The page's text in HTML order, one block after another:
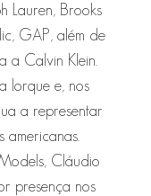
Lauren, Brooks
GAP, além de
a Calvin Klein.
Iorque e, nos
a representar
americanas.
Cláudio
presença nos